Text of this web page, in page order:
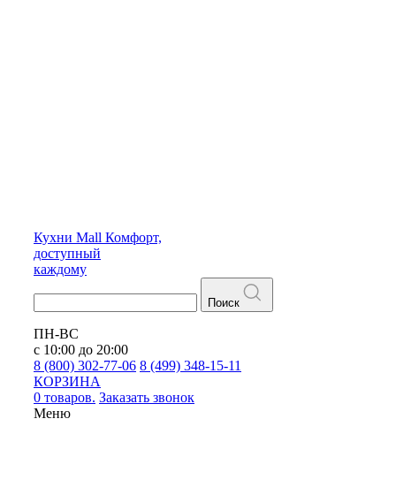
Кухни Mall Комфорт,
доступный
каждому
Поиск
ПН-ВС
с 10:00 до 20:00
8 (800) 302-77-06 8 (499) 348-15-11
КОРЗИНА
0 товаров. Заказать звонок
Меню